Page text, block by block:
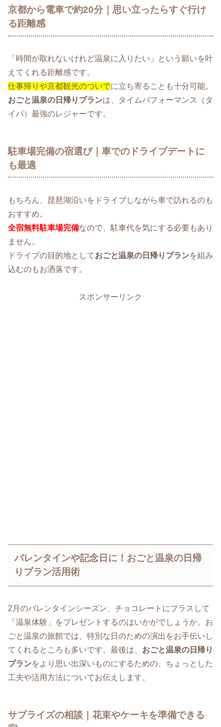
京都から電車で約20分｜思い立ったらすぐ行け
る距離感
「時間が取れないけれど温泉に入りたい」という願いを叶
えてくれる距離感です。
仕事帰りや京都観光のついでに立ち寄ることも十分可能。
おごと温泉の日帰りプランは、タイムパフォーマンス（タ
イパ）最強のレジャーです。
駐車場完備の宿選び｜車でのドライブデートに
も最適
もちろん、琵琶湖沿いをドライブしながら車で訪れるのも
おすすめ。
全宿無料駐車場完備なので、駐車代を気にする必要もあり
ません。
ドライブの目的地としておごと温泉の日帰りプランを組み
込むのもお洒落です。
スポンサーリンク
バレンタインや記念日に！おごと温泉の日帰
りプラン活用術
2月のバレンタインシーズン、チョコレートにプラスして
「温泉体験」をプレゼントするのはいかがでしょうか。お
ごと温泉の旅館では、特別な日のための演出をお手伝いし
てくれるところも多いです。最後は、 おごと温泉の日帰り
プランをより思い出深いものにするための、ちょっとした
工夫や活用方法についてお伝えします。
サプライズの相談｜花束やケーキを準備できる